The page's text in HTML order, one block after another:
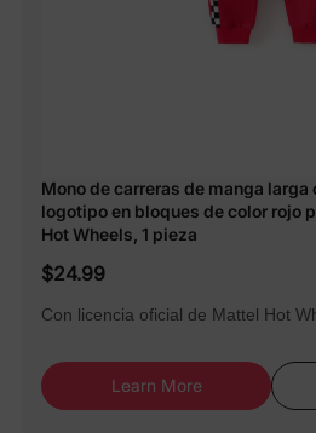
Mono de carreras de manga
logotipo en bloques de color rojo
Hot Wheels, 1 pieza
$24.99
Con licencia oficial de Mattel Hot
Learn More